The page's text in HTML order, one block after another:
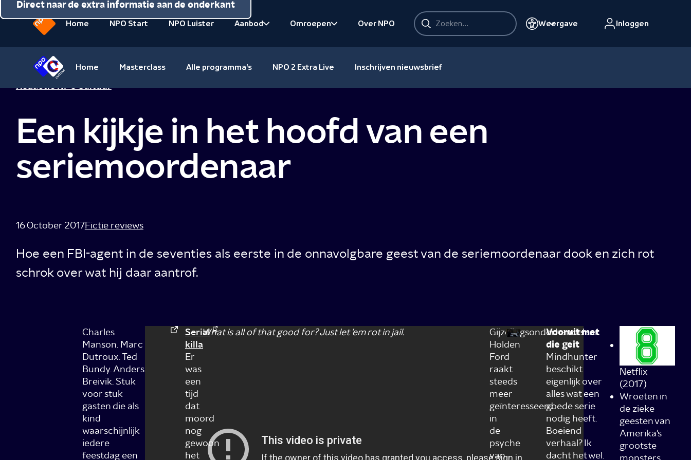
Direct naar de inhoud
Direct naar de hoofdnavigatie
Direct naar de extra informatie aan de onderkant
beginpagina
van
Home NPO Start NPO Luister
Aanbod
Omroepen
Over NPO
Zoeken
Zoeken
Weergave Inloggen
van
NPO
Cultuur
Home Masterclass Alle programma's NPO 2 Extra Live Inschrijven nieuwsbrief
Redactie NPO Cultuur
Een kijkje in het hoofd van een
seriemoordenaar
16 October 2017Fictie reviews
Hoe een FBI-agent in de seventies als eerste in de onnavolgbare geest van de seriemoordenaar dook en zich rot
schrok over wat hij daar aantrof.
Charles
Manson. Marc
Dutroux. Ted
Bundy. Anders
Breivik. Stuk
voor stuk
gasten die als
kind
waarschijnlijk
iedere
feestdag een
Serial
killa
Er
was
een
tijd
dat
moord
nog
gewoon
het
What is all of that good for? Just let ’em rot in jail.
Gijzelingsonderhandelaar
Holden
Ford
raakt
steeds
meer
geïnteresseerd
in
de
psyche
van
Vooruit met
die geit
Mindhunter
beschikt
eigenlijk over
alles wat een
goede serie
nodig heeft.
Boeiend
verhaal? Ik
dacht het wel.
Netflix
(2017)
Wroeten in
de zieke
geesten van
Amerika's
grootste
monsters